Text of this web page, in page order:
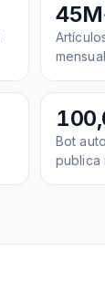
Bot
publica